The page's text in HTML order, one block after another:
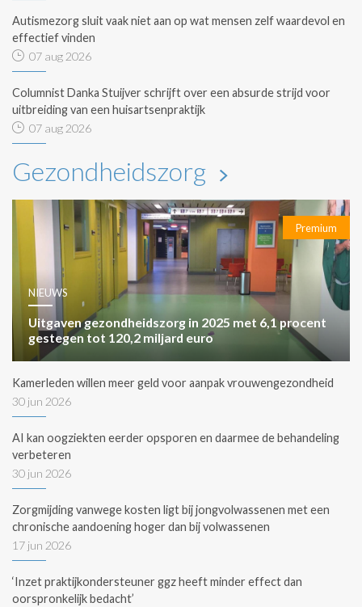
Autismezorg sluit vaak niet aan op wat mensen zelf waardevol en
effectief vinden
07 aug 2026
Columnist Danka Stuijver schrijft over een absurde strijd voor
uitbreiding van een huisartsenpraktijk
07 aug 2026
Gezondheidszorg
Premium
NIEUWS
Uitgaven gezondheidszorg in 2025 met 6,1 procent
gestegen tot 120,2 miljard euro
Kamerleden willen meer geld voor aanpak vrouwengezondheid
30 jun 2026
AI kan oogziekten eerder opsporen en daarmee de behandeling
verbeteren
30 jun 2026
Zorgmijding vanwege kosten ligt bij jongvolwassenen met een
chronische aandoening hoger dan bij volwassenen
17 jun 2026
‘Inzet praktijkondersteuner ggz heeft minder effect dan
oorspronkelijk bedacht’